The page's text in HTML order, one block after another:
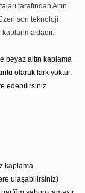
tarafından Altın
son teknoloji
beyaz altın kaplama
olarak fark yoktur.
edebilirsiniz
kaplama
ulaşabilirsiniz)